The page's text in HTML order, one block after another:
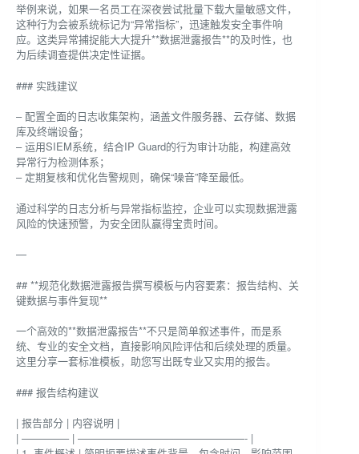
举例来说，如果一名员工在深夜尝试批量下载大量敏感文件，
这种行为会被系统标记为“异常指标”，迅速触发安全事件响
应。这类异常捕捉能大大提升**数据泄露报告**的及时性，也
为后续调查提供决定性证据。
### 实践建议
– 配置全面的日志收集架构，涵盖文件服务器、云存储、数据
库及终端设备；
– 运用SIEM系统，结合IP Guard的行为审计功能，构建高效
异常行为检测体系；
– 定期复核和优化告警规则，确保“噪音”降至最低。
通过科学的日志分析与异常指标监控，企业可以实现数据泄露
风险的快速预警，为安全团队赢得宝贵时间。
—
## **规范化数据泄露报告撰写模板与内容要素：报告结构、关
键数据与事件复现**
一个高效的**数据泄露报告**不只是简单叙述事件，而是系
统、专业的安全文档，直接影响风险评估和后续处理的质量。
这里分享一套标准模板，助您写出既专业又实用的报告。
### 报告结构建议
| 报告部分 | 内容说明 |
| ————– | ————————————————- |